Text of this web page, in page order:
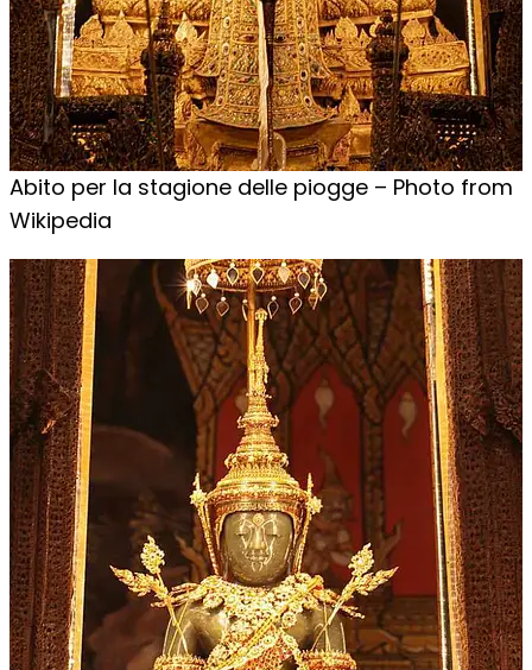
Abito per la stagione delle piogge – Photo from
Wikipedia